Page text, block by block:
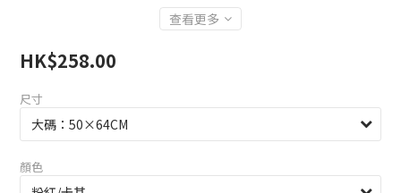
查看更多
HK$258.00
尺寸
顏色